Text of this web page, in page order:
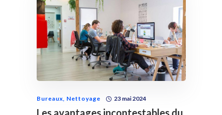
Bureaux Nettoyage 23 mai 2024
Les avantages incontestables du